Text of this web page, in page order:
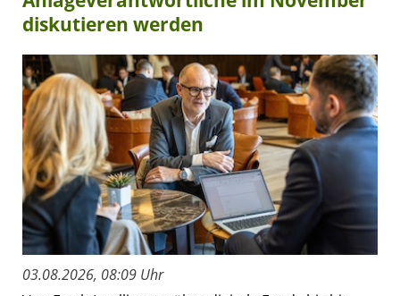
diskutieren werden
03.08.2026, 08:09 Uhr